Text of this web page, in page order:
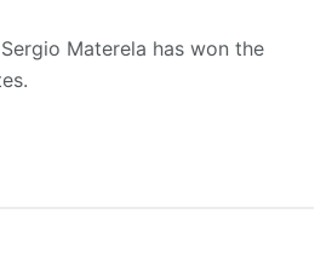
Materela has won the